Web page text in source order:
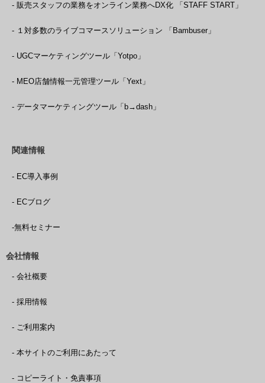
- 販売スタッフの業務をオンライン業務へDX化 「STAFF START」
- １対多数のライブコマースソリューション 「Bambuser」
- UGCマーケティングツール「Yotpo」
- MEO店舗情報一元管理ツール「Yext」
- データマーケティングツール「b→dash」
関連情報
- EC導入事例
- ECブログ
-無料セミナー
会社情報
- 会社概要
- 採用情報
- ご利用案内
- 本サイトのご利用にあたって
- コピーライト・免責事項